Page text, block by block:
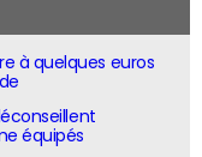
à quelques euros
équipés